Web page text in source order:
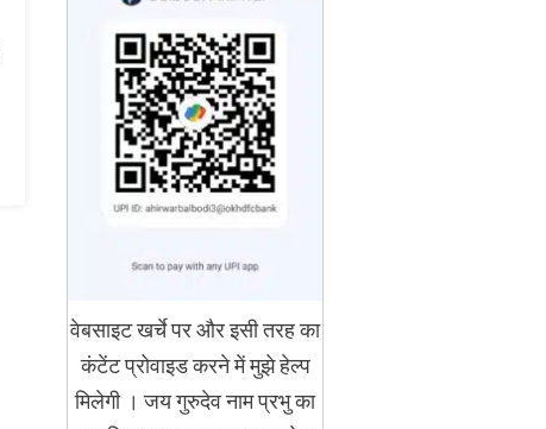
वेबसाइट खर्चे पर और इसी तरह का
कंटेंट प्रोवाइड करने में मुझे हेल्प
मिलेगी । जय गुरुदेव नाम प्रभु का